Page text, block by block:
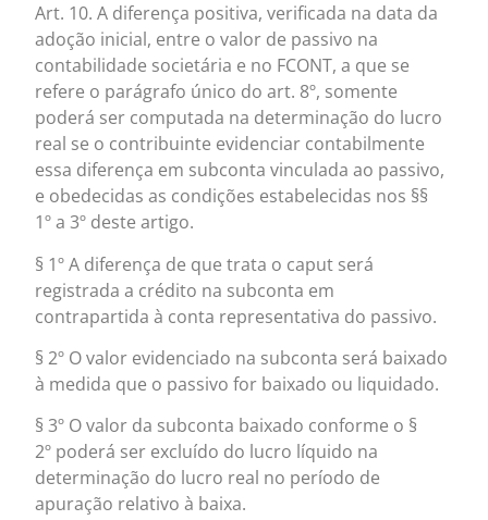
Art. 10. A diferença positiva, verificada na data da
adoção inicial, entre o valor de passivo na
contabilidade societária e no FCONT, a que se
refere o parágrafo único do art. 8º, somente
poderá ser computada na determinação do lucro
real se o contribuinte evidenciar contabilmente
essa diferença em subconta vinculada ao passivo,
e obedecidas as condições estabelecidas nos §§
1º a 3º deste artigo.
§ 1º A diferença de que trata o caput será
registrada a crédito na subconta em
contrapartida à conta representativa do passivo.
§ 2º O valor evidenciado na subconta será baixado
à medida que o passivo for baixado ou liquidado.
§ 3º O valor da subconta baixado conforme o §
2º poderá ser excluído do lucro líquido na
determinação do lucro real no período de
apuração relativo à baixa.